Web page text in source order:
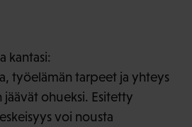
kantasi:
työelämän tarpeet ja yhteys
ohueksi. Esitetty
voi nousta